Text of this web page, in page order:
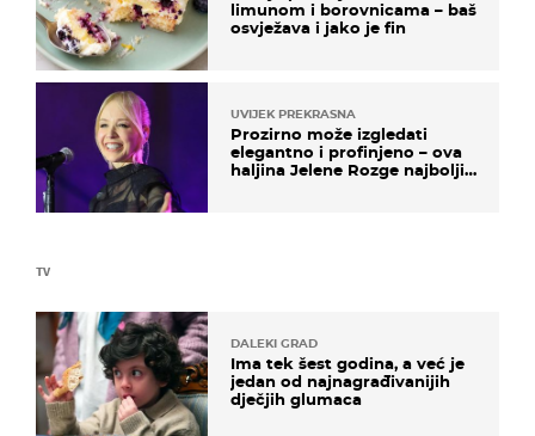
TV
DALEKI GRAD
Ima tek šest godina, a već je
jedan od najnagrađivanijih
dječjih glumaca
limunom i borovnicama – baš
osvježava i jako je fin
UVIJEK PREKRASNA
Prozirno može izgledati
elegantno i profinjeno – ova
haljina Jelene Rozge najbolji